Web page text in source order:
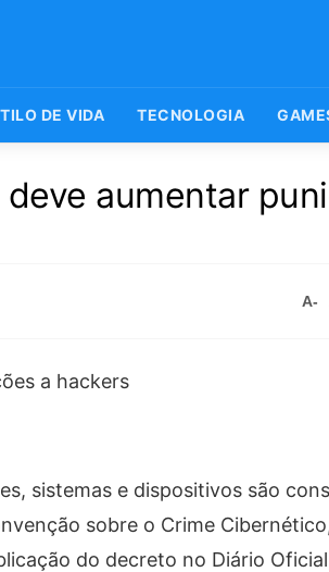
DE VIDA TECNOLOGIA
aumentar
A-
sistemas e dispositivos são
sobre o Crime
do decreto no Diário